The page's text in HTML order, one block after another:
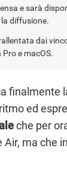
e sarà
la diffusione.
dai
e macOS.
finalmente
ed
che per
ma che